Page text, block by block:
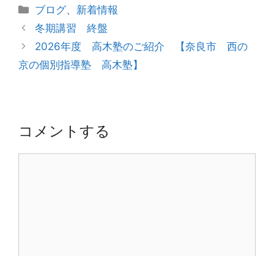
カ
テ
ゴ
リ
ー
ブログ、 新着情報
投
稿
ビ
ョ
冬期講習 終盤
2026年度 高木塾のご紹介 【奈良市 西の
京の個別指導塾 高木塾】
コメントする